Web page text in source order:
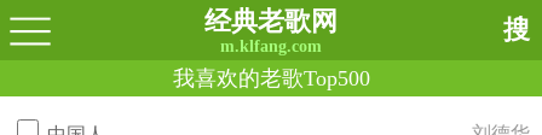
经典老歌网
m.klfang.com
搜
我喜欢的老歌Top500